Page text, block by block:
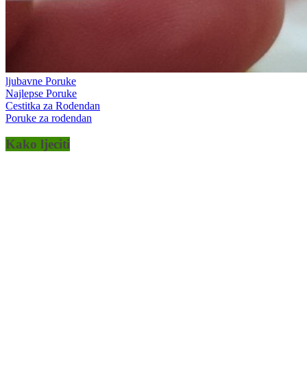
ljubavne Poruke
Najlepse Poruke
Cestitka za Rodendan
Poruke za rodendan
Kako ljeciti